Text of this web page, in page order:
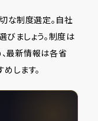
な制度選定。自社
びましょう。制度は
最新情報は各省
します。